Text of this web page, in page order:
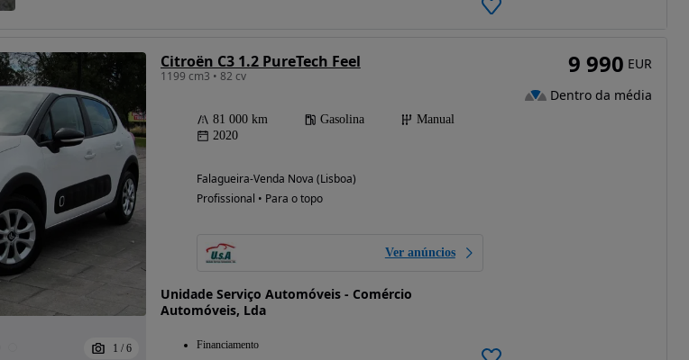
1 / 6
Citroën C3 1.2 PureTech Feel
1199 cm3 • 82 cv
81 000 km Gasolina
Manual
2020
Falagueira-Venda Nova (Lisboa)
Profissional • Para o topo
Ver anúncios
Unidade Serviço Automóveis - Comércio
Automóveis, Lda
Financiamento
9 990 EUR
Dentro da média